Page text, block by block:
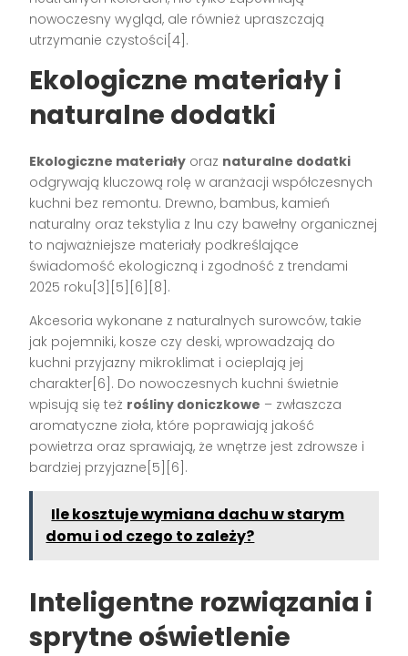
nowoczesny wygląd, ale również upraszczają
utrzymanie czystości[4].
Ekologiczne materiały i
naturalne dodatki
Ekologiczne materiały oraz naturalne dodatki
odgrywają kluczową rolę w aranżacji współczesnych
kuchni bez remontu. Drewno, bambus, kamień
naturalny oraz tekstylia z lnu czy bawełny organicznej
to najważniejsze materiały podkreślające
świadomość ekologiczną i zgodność z trendami
2025 roku[3][5][6][8].
Akcesoria wykonane z naturalnych surowców, takie
jak pojemniki, kosze czy deski, wprowadzają do
kuchni przyjazny mikroklimat i ocieplają jej
charakter[6]. Do nowoczesnych kuchni świetnie
wpisują się też rośliny doniczkowe – zwłaszcza
aromatyczne zioła, które poprawiają jakość
powietrza oraz sprawiają, że wnętrze jest zdrowsze i
bardziej przyjazne[5][6].
Ile kosztuje wymiana dachu w starym
domu i od czego to zależy?
Inteligentne rozwiązania i
sprytne oświetlenie